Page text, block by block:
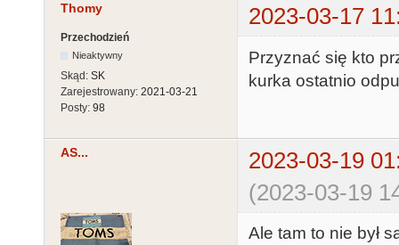
Thomy 2023-03-17
Przechodzień
Nieaktywny
Skąd: SK
Zarejestrowany: 2021-03-21
Posty: 98
Przyznać się kto
kurka ostatnio
AS...
2023-03-19
(2023-03-19
Ale tam to nie był